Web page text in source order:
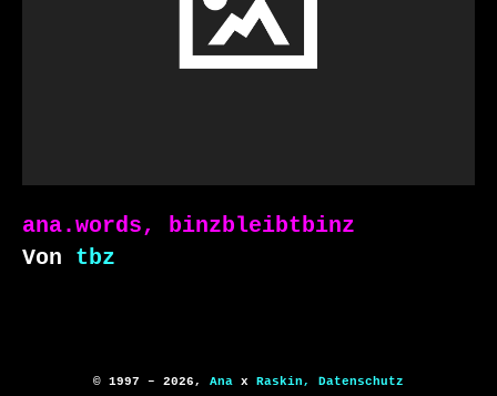
ana.words, binzbleibtbinz
Von tbz
© 1997 – 2026, Ana x Raskin, Datenschutz